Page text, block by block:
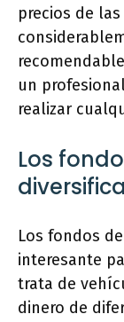
precios de
un
realizar
Los
Los fondos
interesante
trata de
dinero de